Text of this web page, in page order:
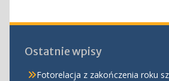
Ostatnie wpisy
Fotorelacja z zakończenia roku